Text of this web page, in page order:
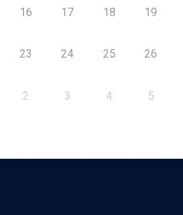
16 17 18 19
23 24 25 26
2 3 4 5